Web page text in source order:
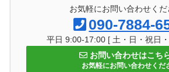
お気軽にお問い合わせくだ
090-7884-
平日 9:00-17:00 [ 土・日・祝日
お問い合わせはこち
お気軽にお問い合わせくだ